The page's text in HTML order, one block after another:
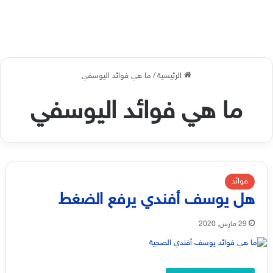
الرئيسية/ ما هي فوائد اليوسفي
ما هي فوائد اليوسفي
فوائد
هل يوسف أفندي يرفع الضغط
29 مارس, 2020